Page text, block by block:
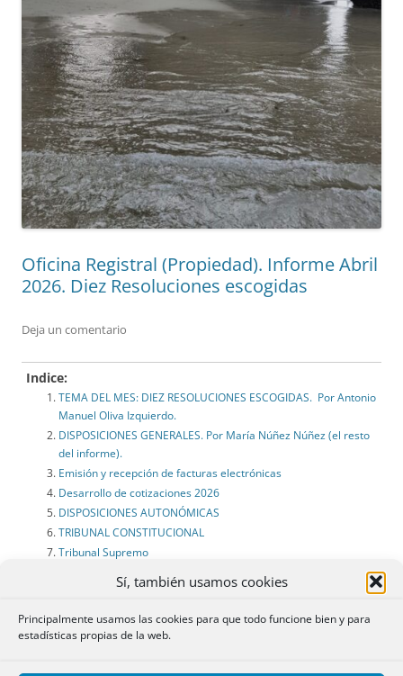
Sí, también usamos cookies
Principalmente usamos las cookies para que todo funcione bien y para
estadísticas propias de la web.
Oficina Registral (Propiedad). Informe Abril
2026. Diez Resoluciones escogidas
Deja un comentario
Indice:
TEMA DEL MES: DIEZ RESOLUCIONES ESCOGIDAS. Por Antonio
Manuel Oliva Izquierdo.
DISPOSICIONES GENERALES. Por María Núñez Núñez (el resto
del informe).
Emisión y recepción de facturas electrónicas
Desarrollo de cotizaciones 2026
DISPOSICIONES AUTONÓMICAS
TRIBUNAL CONSTITUCIONAL
Tribunal Supremo
Jubilaciones
RESOLUCIONES PROPIEDAD:
218.** SUBDIVISIÓN HORIZONTAL: FIJACIÓN DE CUOTAS.